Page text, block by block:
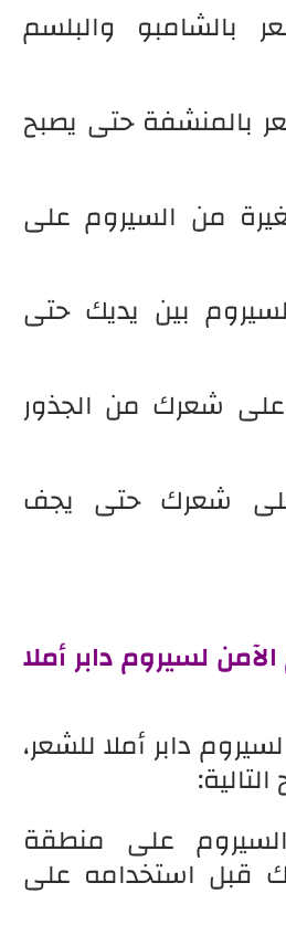
والبلسم
بالمنشفة حتى يصبح
من السيروم على
بين يديك حتى
شعرك من الجذور
شعرك حتى يجف
لسيروم دابر أملا
دابر أملا للشعر،
على منطقة
قبل استخدامه على